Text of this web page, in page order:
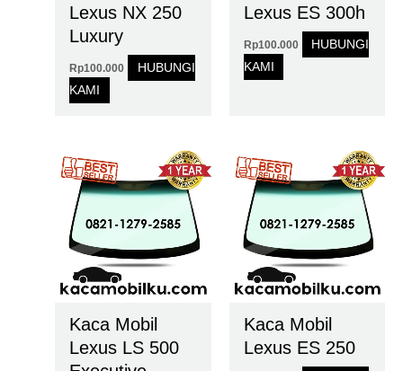
Lexus NX 250
Luxury
Rp100.000
HUBUNGI
KAMI
Lexus ES 300h
Rp100.000
HUBUNGI
KAMI
Kaca Mobil
Lexus LS 500
Kaca Mobil
Lexus ES 250